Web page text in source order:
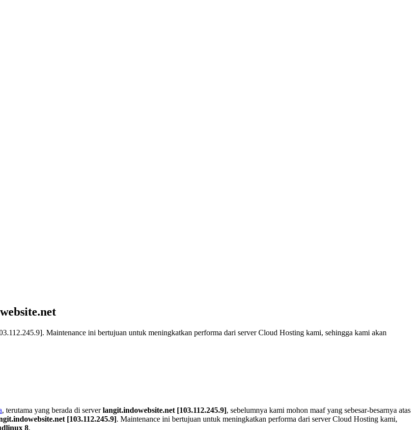
Maintenance ini bertujuan untuk meningkatkan performa dari server Cloud Hosting kami, sehingga kami akan
, terutama yang berada di serverlangit.indowebsite.net [103.112.245.9], sebelumnya kami mohon maaf yang sebesar-besarnya atas
[103.112.245.9]. Maintenance ini bertujuan untuk meningkatkan performa dari server Cloud Hosting kami,
8.